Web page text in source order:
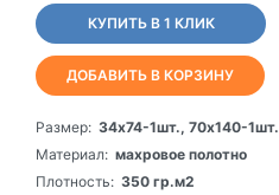
КУПИТЬ В 1 КЛИК
ДОБАВИТЬ В КОРЗИНУ
Размер: 34х74-1шт., 70х140-1шт.
Материал: махровое полотно
Плотность: 350 гр.м2